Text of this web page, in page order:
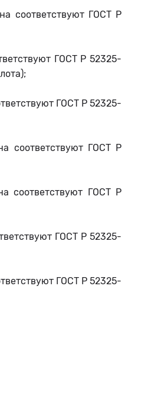
соответствуют ГОСТ Р
ГОСТ Р 52325-
ГОСТ Р 52325-
соответствуют ГОСТ Р
соответствуют ГОСТ Р
ГОСТ Р 52325-
ГОСТ Р 52325-